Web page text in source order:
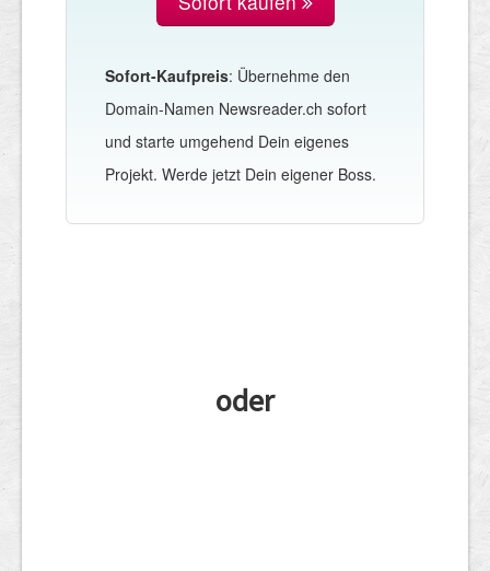
Sofort-Kaufpreis: Übernehme den
Domain-Namen Newsreader.ch sofort
und starte umgehend Dein eigenes
Projekt. Werde jetzt Dein eigener Boss.
oder